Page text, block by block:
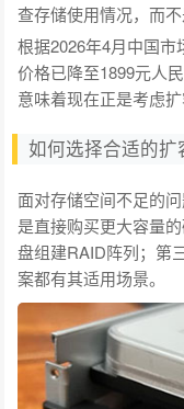
查存储使用情况，而
根据2026年4月中国
价格已降至1899元人
意味着现在正是考虑扩
如何选择合适的扩
面对存储空间不足的
是直接购买更大容量
盘组建RAID阵列；第
案都有其适用场景。